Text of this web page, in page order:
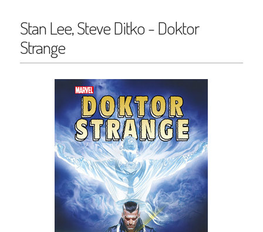
Stan Lee, Steve Ditko - Doktor
Strange